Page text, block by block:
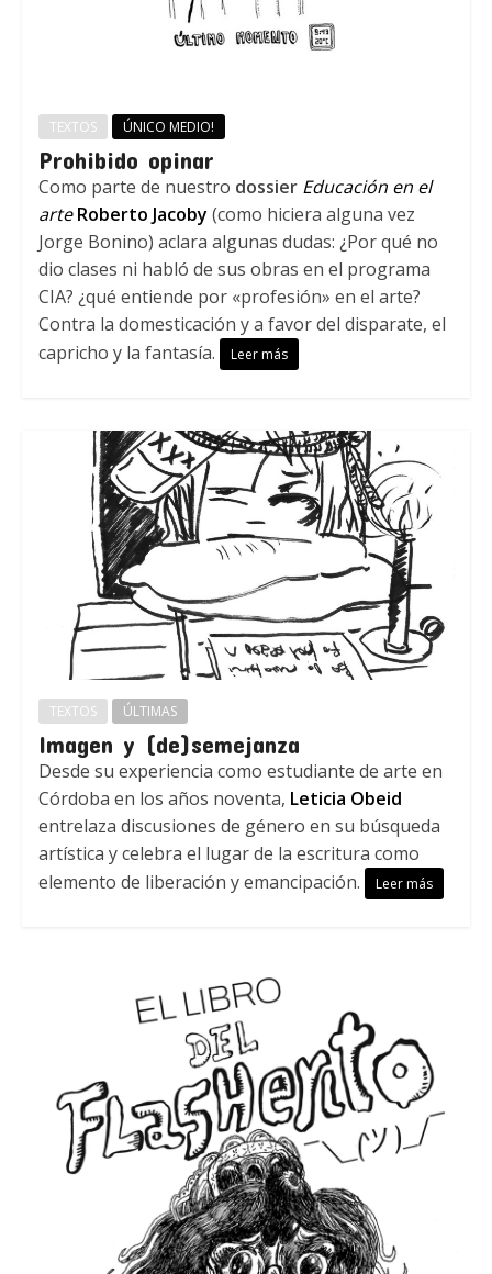
TEXTOS ÚNICO MEDIO!
Prohibido opinar
Como parte de nuestro dossier Educación en el
arte Roberto Jacoby (como hiciera alguna vez
Jorge Bonino) aclara algunas dudas: ¿Por qué no
dio clases ni habló de sus obras en el programa
CIA? ¿qué entiende por «profesión» en el arte?
Contra la domesticación y a favor del disparate, el
capricho y la fantasía.
Leer más
TEXTOS ÚLTIMAS
Imagen y (de)semejanza
Desde su experiencia como estudiante de arte en
Córdoba en los años noventa, Leticia Obeid
entrelaza discusiones de género en su búsqueda
artística y celebra el lugar de la escritura como
elemento de liberación y emancipación.
Leer más